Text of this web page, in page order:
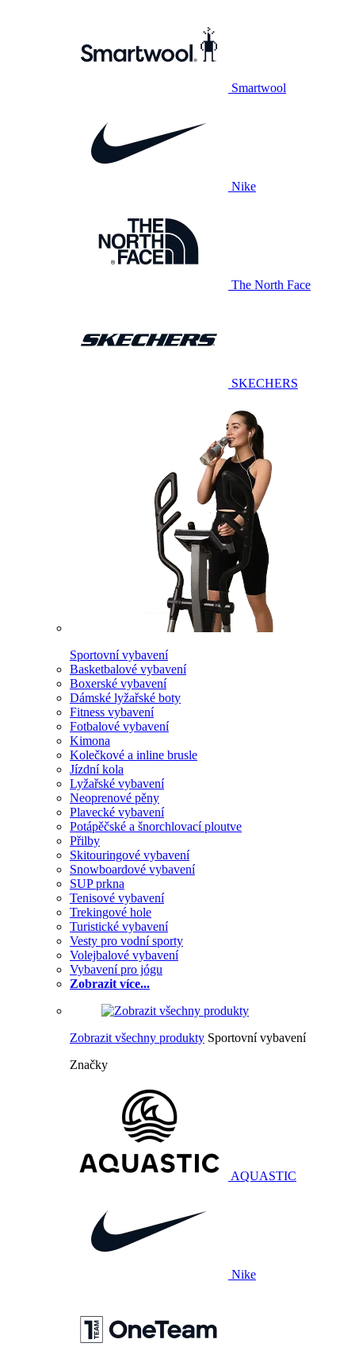
Smartwool
Nike
The North Face
SKECHERS
Sportovní vybavení
Basketbalové vybavení
Boxerské vybavení
Dámské lyžařské boty
Fitness vybavení
Fotbalové vybavení
Kimona
Kolečkové a inline brusle
Jízdní kola
Lyžařské vybavení
Neoprenové pěny
Plavecké vybavení
Potápěčské a šnorchlovací ploutve
Přilby
Skitouringové vybavení
Snowboardové vybavení
SUP prkna
Tenisové vybavení
Trekingové hole
Turistické vybavení
Vesty pro vodní sporty
Volejbalové vybavení
Vybavení pro jógu
Zobrazit více...
Zobrazit všechny produkty Sportovní vybavení
Značky
AQUASTIC
Nike